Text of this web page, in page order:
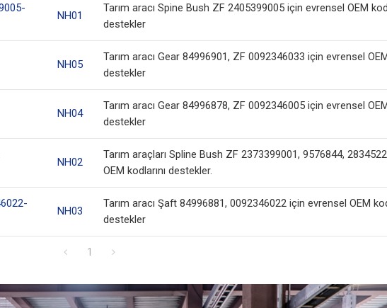
NH01
Tarım aracı Spine Bush ZF 2405399005 için evrensel OEM
destekler
NH05
Tarım aracı Gear 84996901, ZF 0092346033 için evrensel
destekler
NH04
Tarım aracı Gear 84996878, ZF 0092346005 için evrensel
destekler
NH02
Tarım araçları Spline Bush ZF 2373399001, 9576844,
OEM kodlarını destekler.
NH03
Tarım aracı Şaft 84996881, 0092346022 için evrensel OEM
destekler
1